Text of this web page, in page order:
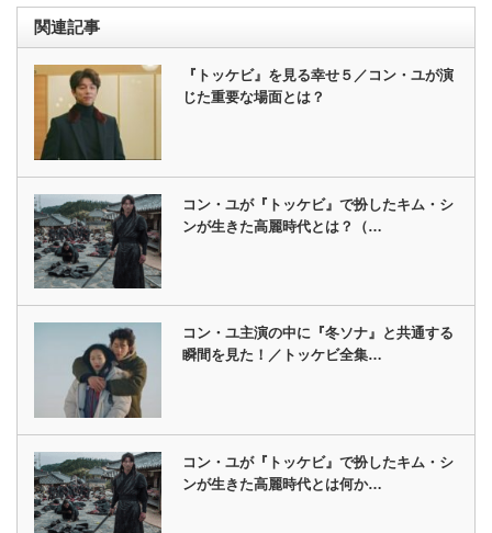
関連記事
『トッケビ』を見る幸せ５／コン・ユが演
じた重要な場面とは？
コン・ユが『トッケビ』で扮したキム・シ
ンが生きた高麗時代とは？（…
コン・ユ主演の中に『冬ソナ』と共通する
瞬間を見た！／トッケビ全集…
コン・ユが『トッケビ』で扮したキム・シ
ンが生きた高麗時代とは何か…